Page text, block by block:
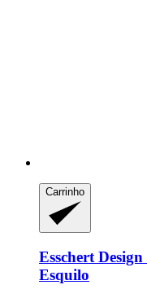
Carrinho
Esschert Design
Esquilo